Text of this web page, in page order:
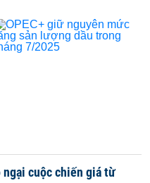
cuộc chiến giá từ